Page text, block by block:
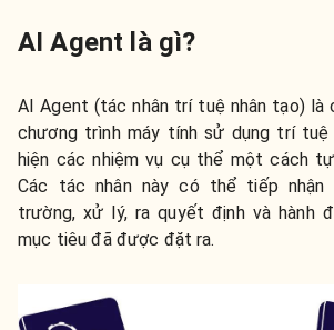
AI Agent là gì?
AI Agent (tác nhân trí tuệ nhân tạo) là
chương trình máy tính sử dụng trí
hiện các nhiệm vụ cụ thể một cách
Các tác nhân này có thể tiếp
trường, xử lý, ra quyết định và hành
mục tiêu đã được đặt ra.